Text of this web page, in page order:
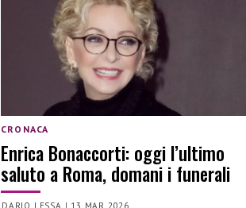
CRONACA
Enrica Bonaccorti: oggi l’ultimo
saluto a Roma, domani i funerali